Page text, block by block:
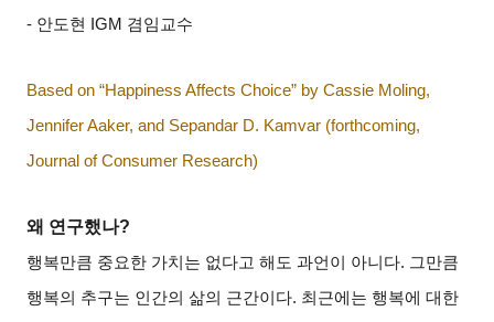
- 안도현 IGM 겸임교수
Based on “Happiness Affects Choice” by Cassie Moling,
Jennifer Aaker, and Sepandar D. Kamvar (forthcoming,
Journal of Consumer Research)
왜 연구했나?
행복만큼 중요한 가치는 없다고 해도 과언이 아니다. 그만큼
행복의 추구는 인간의 삶의 근간이다. 최근에는 행복에 대한